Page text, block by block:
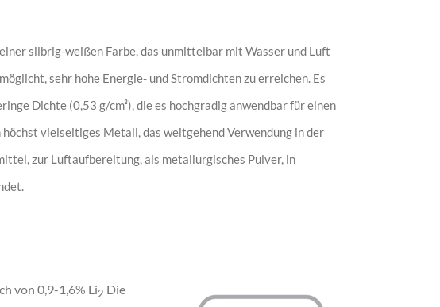
silbrig-weißen Farbe, das unmittelbar mit Wasser und Luft
sehr hohe Energie- und Stromdichten zu erreichen. Es
Dichte (0,53 g/cm³), die es hochgradig anwendbar für einen
vielseitiges Metall, das weitgehend Verwendung in der
zur Luftaufbereitung, als metallurgisches Pulver, in
von 0,9-1,6% Li2 Die